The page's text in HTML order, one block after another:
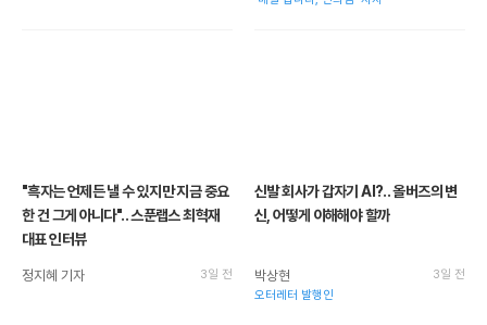
"흑자는 언제든 낼 수 있지만 지금 중요
한 건 그게 아니다".. 스푼랩스 최혁재
대표 인터뷰
정지혜 기자 3일 전
신발 회사가 갑자기 AI?.. 올버즈의 변
신, 어떻게 이해해야 할까
박상현
오터레터 발행인
3일 전